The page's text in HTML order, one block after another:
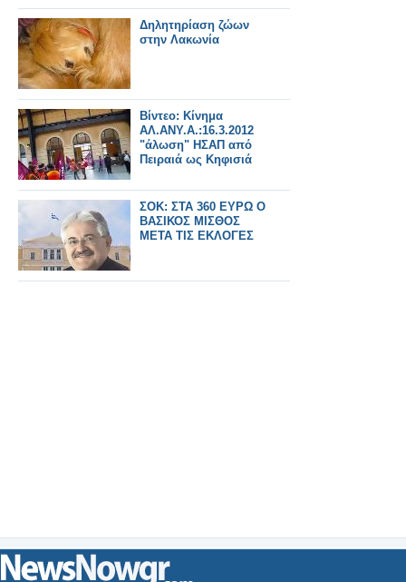
Δηλητηρίαση ζώων
στην Λακωνία
Βίντεο: Κίνημα
ΑΛ.ΑΝΥ.Α.:16.3.2012
"άλωση" ΗΣΑΠ από
Πειραιά ως Κηφισιά
ΣΟΚ: ΣΤΑ 360 ΕΥΡΩ Ο
ΒΑΣΙΚΟΣ ΜΙΣΘΟΣ
ΜΕΤΑ ΤΙΣ ΕΚΛΟΓΕΣ